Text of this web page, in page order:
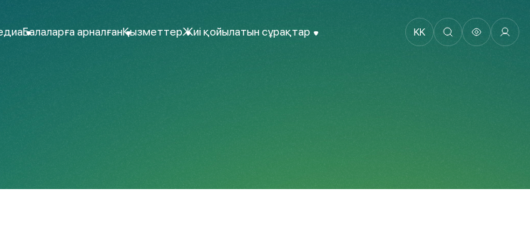
Балаларға арналғанҚызметтерЖиі қойылатын сұрақтар KK